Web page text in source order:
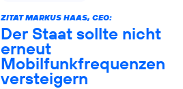
ZITAT MARKUS HAAS, CEO:
Der Staat sollte nicht
erneut
Mobilfunkfrequenzen
versteigern